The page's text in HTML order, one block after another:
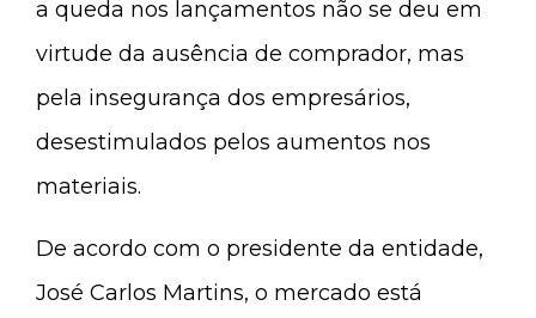
a queda nos lançamentos não se deu em
virtude da ausência de comprador, mas
pela insegurança dos empresários,
desestimulados pelos aumentos nos
materiais.
De acordo com o presidente da entidade,
José Carlos Martins, o mercado está